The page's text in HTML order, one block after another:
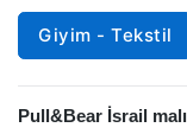
Giyim - Tekstil
Pull&Bear İsrail